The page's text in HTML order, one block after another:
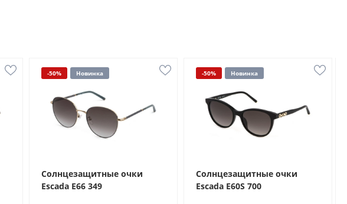
-50% Новинка
Солнцезащитные очки
Escada E66 349
-50% Новинка
Солнцезащитные очки
Escada E60S 700